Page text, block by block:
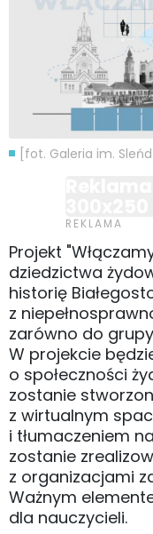
[fot. Galeria im.
Projekt
dziedzictwa
historię
z
zarówno do
W projekcie
o społeczności
zostanie
z wirtualnym
i tłumaczeniem
zostanie
z organizacjami
Ważnym
dla nauczycieli.